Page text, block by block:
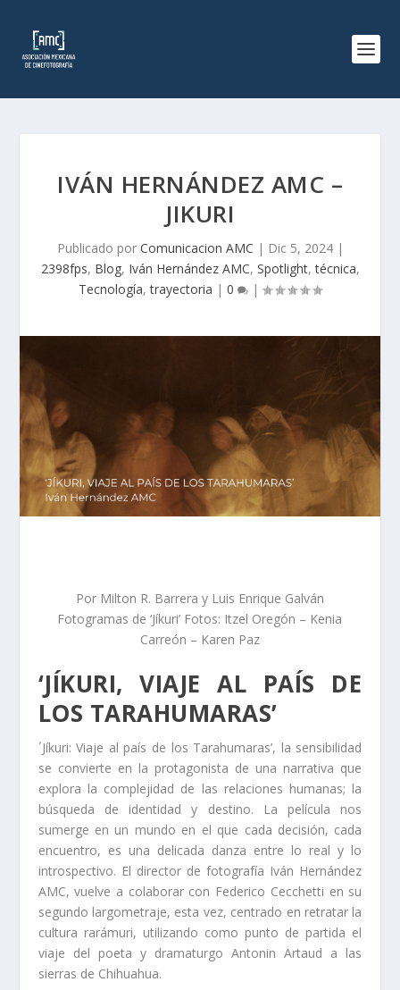
IVÁN HERNÁNDEZ AMC –
JIKURI
Publicado por Comunicacion AMC | Dic 5, 2024|
2398fps, Blog, Iván Hernández AMC, Spotlight,técnica,
Tecnología,trayectoria | 0 |
Por Milton R. Barrera y Luis Enrique Galván
Fotogramas de ‘Jíkuri’ Fotos: Itzel Oregón – Kenia
Carreón – Karen Paz
‘JÍKURI, VIAJE AL PAÍS DE
LOS TARAHUMARAS’
´Jíkuri: Viaje al país de los Tarahumaras’, la sensibilidad
se convierte en la protagonista de una narrativa que
explora la complejidad de las relaciones humanas; la
búsqueda de identidad y destino. La película nos
sumerge en un mundo en el que cada decisión, cada
encuentro, es una delicada danza entre lo real y lo
introspectivo. El director de fotografía Iván Hernández
AMC, vuelve a colaborar con Federico Cecchetti en su
segundo largometraje, esta vez, centrado en retratar la
cultura rarámuri, utilizando como punto de partida el
viaje del poeta y dramaturgo Antonin Artaud a las
sierras de Chihuahua.